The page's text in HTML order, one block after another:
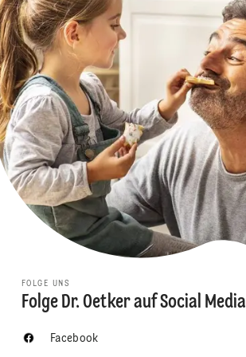
FOLGE UNS
Folge Dr. Oetker auf Social Media
Facebook